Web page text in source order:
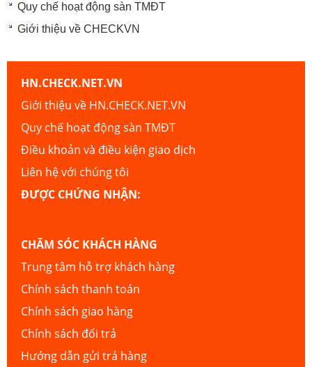
Quy chế hoạt động sàn TMĐT
Giới thiệu về CHECKVN
HN.CHECK.NET.VN
Giới thiệu về HN.CHECK.NET.VN
Quy chế hoạt động sàn TMĐT
Điều khoản và điều kiện giao dịch
Liên hệ với chúng tôi
ĐƯỢC CHỨNG NHẬN:
CHĂM SÓC KHÁCH HÀNG
Trung tâm hỗ trợ khách hàng
Chính sách thanh toán
Chính sách giao hàng
Chính sách đổi trả
Hướng dẫn gửi trả hàng